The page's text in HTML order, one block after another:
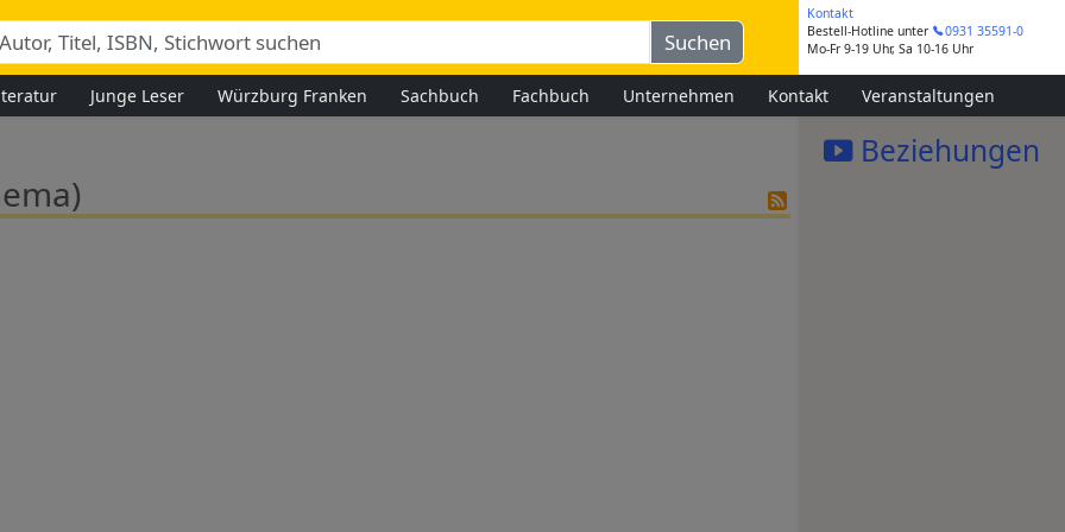
Kontakt
Bestell-Hotline unter
0931 35591-0
Mo-Fr 9-19 Uhr, Sa 10-16 Uhr
Junge Leser Würzburg Franken Sachbuch Fachbuch Unternehmen Kontakt Veranstaltungen
Beziehungen